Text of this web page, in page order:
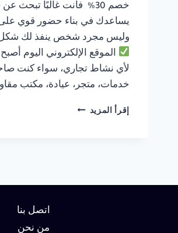
خصم 30% فأنت غالبًا تبحث
يساعدك في بناء حضور قوي على
وليس مجرد شخص ينفذ لك
الموقع الإلكتروني اليوم
لأي نشاط تجاري، سواء كنت
خدمات، متجر، عيادة، مكتب
إقرأ المزيد شركة
اتصل بنا
من نحن